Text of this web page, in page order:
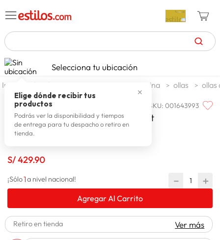
TÉRMINOS MÁS BUSCADOS
1. celulares
2. zapatillas mujer
3. zapatillas hombre
4. moda
6 . tv
7. laptop
9. lavadora
10. spiderman
Selecciona tu ubicación
✕
Elige dónde recibir tus
productos
Podrás ver la disponibilidad y tiempos
de entrega para tu despacho o retiro en
tienda.
decohogar menaje menaje cocina ollas ollas
RECORD SKU:001643993
Record Olla Press.rec.pul.t/col.7 Lt
0264070246
S/429.90
¡Sólo1a nivel nacional! ＋
－
Agregar Al Carrito
Retiro en tienda Ver más